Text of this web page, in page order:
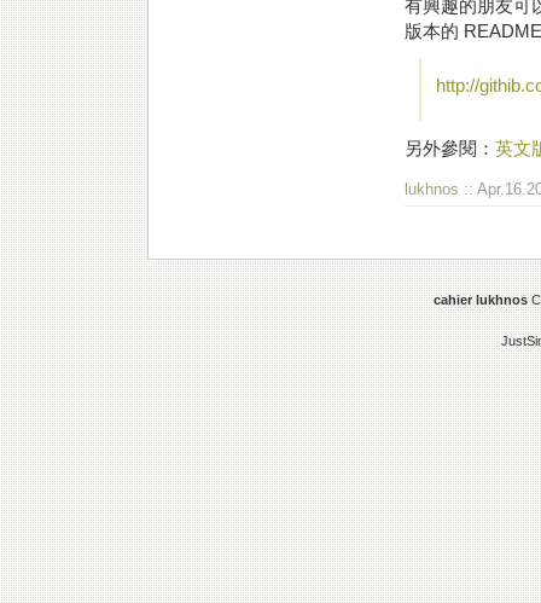
有興趣的朋友可
版本的
http://
另外參閱： 英文
lukhnos ::
cahier lukhnos